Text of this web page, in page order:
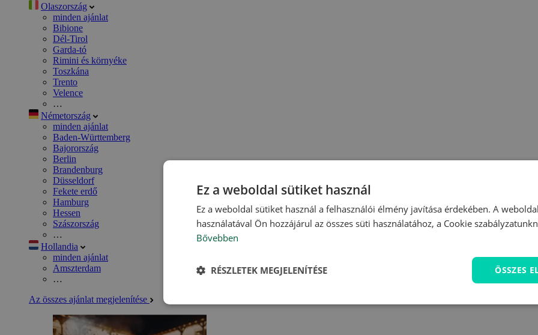
Olaszország
minden ajánlat
Bibione
Dél-Tirol
Garda-tó
Rimini és környéke
Toszkána
Trento
Velence
…
Németország
minden ajánlat
Baden-Württemberg
Bajorország
Berlin
Brandenburg
Düsseldorf
Fekete erdő
Hamburg
Hessen
Szászország
…
Hollandia
minden ajánlat
Amszterdam
…
Az összes ajánlat megjelenítése
Ez a weboldal sütiket használ
Ez a weboldal sütiket használ a felhasználói élmény javítása érdekében. A
használatával Ön hozzájárul az összes süti használatához, a Cookie
Bővebben
ÖSSZES
RÉSZLETEK MEGJELENÍTÉSE